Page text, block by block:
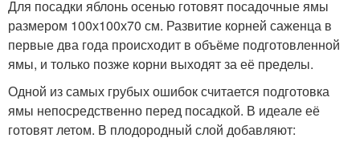
Для посадки яблонь осенью готовят посадочные ямы
размером 100х100х70 см. Развитие корней саженца в
первые два года происходит в объёме подготовленной
ямы, и только позже корни выходят за её пределы.
Одной из самых грубых ошибок считается подготовка
ямы непосредственно перед посадкой. В идеале её
готовят летом. В плодородный слой добавляют: